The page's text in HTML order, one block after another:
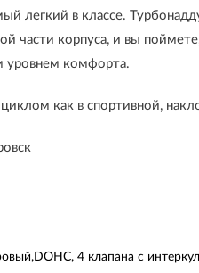
легкий в классе.
части корпуса, и вы
уровнем комфорта.
как в спортивной,
4 клапана с